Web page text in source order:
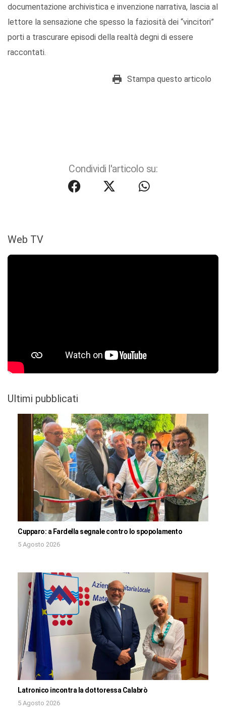
documentazione archivistica e invenzione narrativa, lascia al
lettore la sensazione che spesso la faziosità dei “vincitori”
porti a trascurare episodi della realtà degni di essere
raccontati.
Stampa questo articolo
Condividi l'articolo su:
Web TV
Ultimi pubblicati
Cupparo: a Fardella segnale contro lo spopolamento
5 Agosto 2026
Latronico incontra la dottoressa Calabrò
5 Agosto 2026